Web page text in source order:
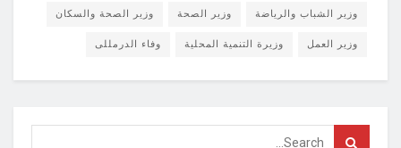
وزير الشباب والرياضة وزير الصحة وزير الصحة والسكان
وزير العمل وزيرة التنمية المحلية وفاء الدرمللى